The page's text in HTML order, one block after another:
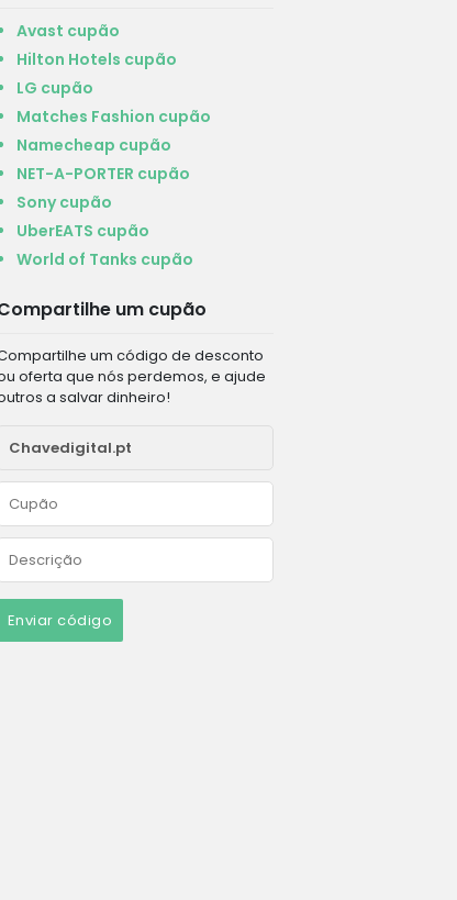
Avast cupão
Hilton Hotels cupão
LG cupão
Matches Fashion cupão
Namecheap cupão
NET-A-PORTER cupão
Sony cupão
UberEATS cupão
World of Tanks cupão
um cupão
um código de desconto
oferta que nós perdemos, e ajude
a salvar dinheiro!
Enviar código